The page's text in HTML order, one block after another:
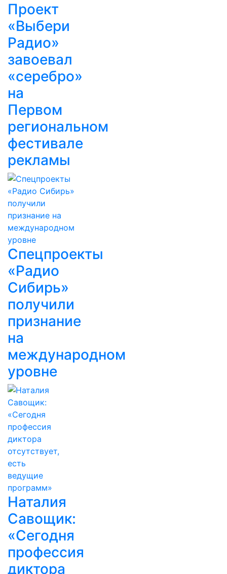
Проект
«Выбери
Радио»
завоевал
«серебро»
на
Первом
региональном
фестивале
рекламы
Спецпроекты
«Радио
Сибирь»
получили
признание
на
международном
уровне
Наталия
Савощик:
«Сегодня
профессия
диктора